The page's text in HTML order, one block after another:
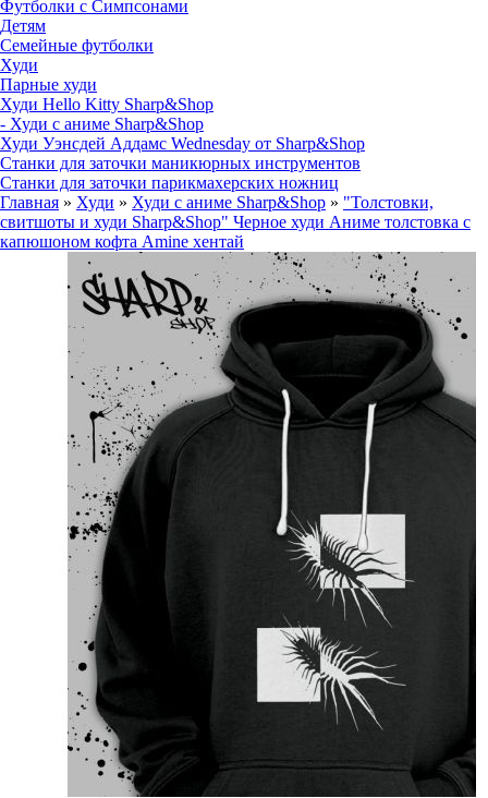
Футболки с Симпсонами
Детям
Семейные футболки
Худи
Парные худи
Худи Hello Kitty Sharp&Shop
- Худи с аниме Sharp&Shop
Худи Уэнсдей Аддамс Wednesday от Sharp&Shop
Станки для заточки маникюрных инструментов
Станки для заточки парикмахерских ножниц
Главная » Худи » Худи с аниме Sharp&Shop » "Толстовки,
свитшоты и худи Sharp&Shop" Черное худи Аниме толстовка с
капюшоном кофта Amine хентай